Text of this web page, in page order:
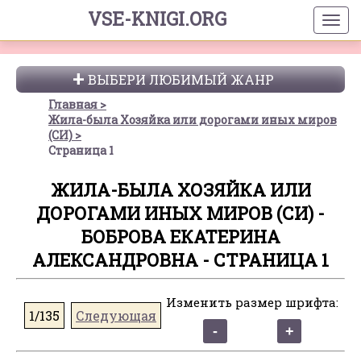
VSE-KNIGI.ORG
ВЫБЕРИ ЛЮБИМЫЙ ЖАНР
Главная
Жила-была Хозяйка или дорогами иных миров
(СИ)
Страница 1
ЖИЛА-БЫЛА ХОЗЯЙКА ИЛИ
ДОРОГАМИ ИНЫХ МИРОВ (СИ) -
БОБРОВА ЕКАТЕРИНА
АЛЕКСАНДРОВНА - СТРАНИЦА 1
1/135 Следующая
Изменить размер шрифта: